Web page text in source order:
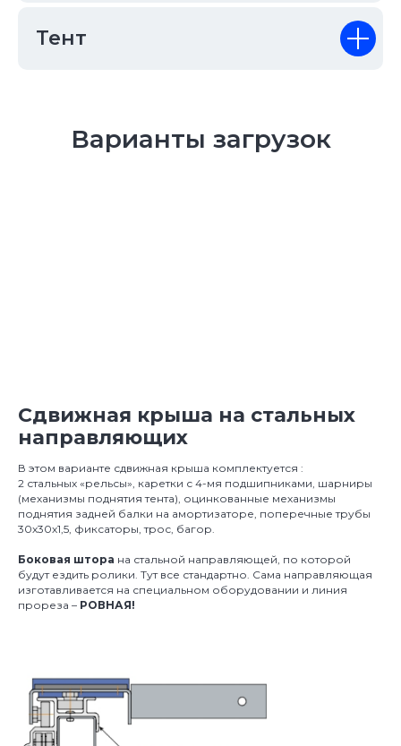
Тент
Варианты загрузок
Сдвижная крыша на стальных
направляющих
В этом варианте сдвижная крыша комплектуется :
2 стальных «рельсы», каретки с 4-мя подшипниками, шарниры
(механизмы поднятия тента), оцинкованные механизмы
поднятия задней балки на амортизаторе, поперечные трубы
30х30х1,5, фиксаторы, трос, багор.
Боковая штора на стальной направляющей, по которой
будут ездить ролики. Тут все стандартно. Сама направляющая
изготавливается на специальном оборудовании и линия
прореза – РОВНАЯ!